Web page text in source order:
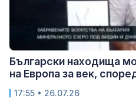
Български находища
на Европа за век,
17:55 • 26.07.26